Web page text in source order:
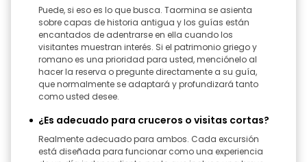
Puede, si eso es lo que busca. Taormina se asienta
sobre capas de historia antigua y los guías están
encantados de adentrarse en ella cuando los
visitantes muestran interés. Si el patrimonio griego y
romano es una prioridad para usted, menciónelo al
hacer la reserva o pregunte directamente a su guía,
que normalmente se adaptará y profundizará tanto
como usted desee.
¿Es adecuado para cruceros o visitas cortas?
Realmente adecuado para ambos. Cada excursión
está diseñada para funcionar como una experiencia